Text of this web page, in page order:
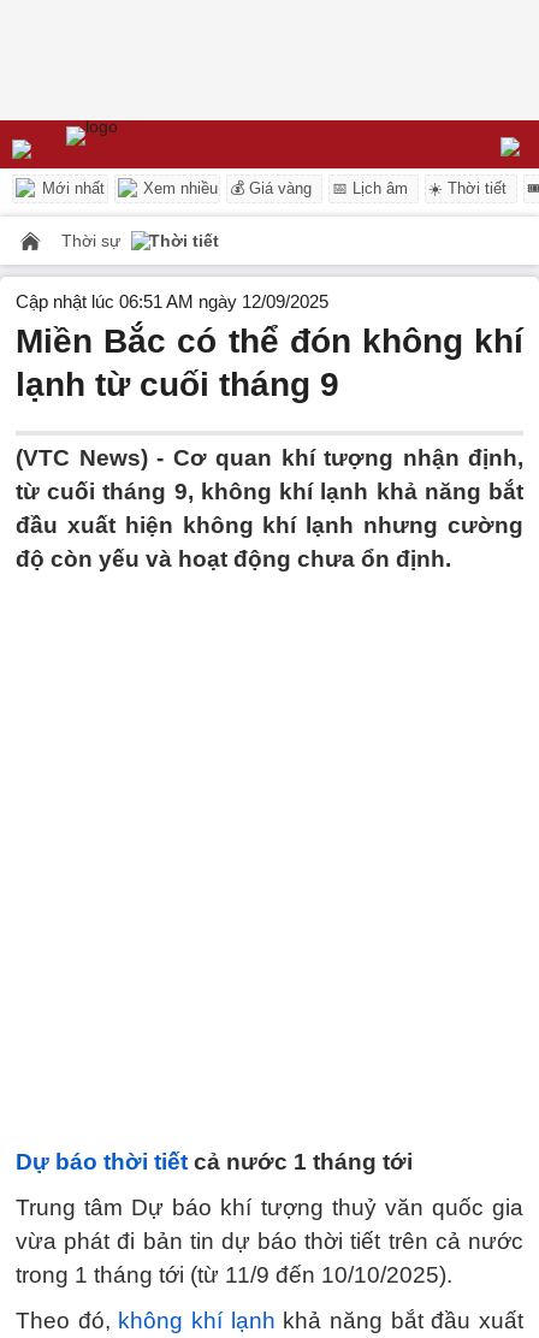
Mới nhất Xem nhiều 💰 Giá vàng 📅 Lịch âm ☀️ Thời tiết
Thời sự Thời tiết
Cập nhật lúc 06:51 AM ngày 12/09/2025
Miền Bắc có thể đón không khí
lạnh từ cuối tháng 9
(VTC News) - Cơ quan khí tượng nhận định,
từ cuối tháng 9, không khí lạnh khả năng bắt
đầu xuất hiện không khí lạnh nhưng cường
độ còn yếu và hoạt động chưa ổn định.
Dự báo thời tiết cả nước 1 tháng tới
Trung tâm Dự báo khí tượng thuỷ văn quốc gia
vừa phát đi bản tin dự báo thời tiết trên cả nước
trong 1 tháng tới (từ 11/9 đến 10/10/2025).
Theo đó, không khí lạnh khả năng bắt đầu xuất